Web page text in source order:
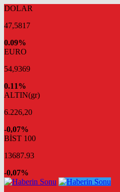
DOLAR
47,5817
0.09%
EURO
54,9369
0.11%
ALTIN(gr)
6.226,20
-0,07%
BİST 100
13687.93
-0,07%